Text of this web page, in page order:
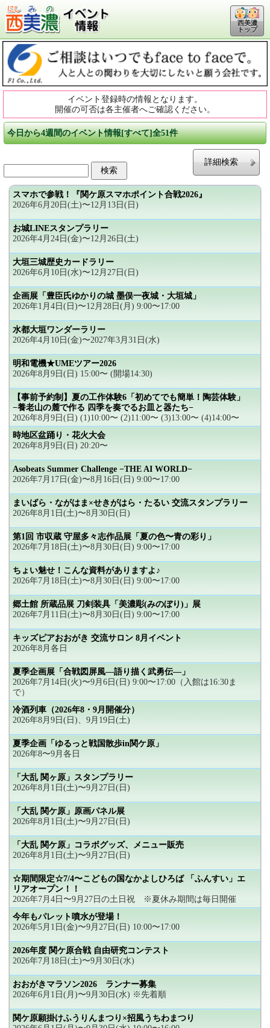
西美濃
トップ
イベント登録時の情報となります。
開催の可否は各主催者へご確認ください。
今日から4週間のイベント情報[すべて]全51件
詳細検索
スマホで参戦！『関ケ原スマホポイント合戦2026』
2026年6月20日(土)〜12月13日(日)
お城LINEスタンプラリー
2026年4月24日(金)〜12月26日(土)
大垣三城歴史カードラリー
2026年6月10日(水)〜12月27日(日)
企画展「豊臣氏ゆかりの城 墨俣一夜城・大垣城」
2026年1月4日(日)〜12月28日(月) 9:00〜17:00
水都大垣ワンダーラリー
2026年4月10日(金)〜2027年3月31日(水)
明和電機★UMEツアー2026
2026年8月9日(日) 15:00〜 (開場14:30)
【事前予約制】夏の工作体験6「初めてでも簡単！陶芸体験」
−養老山の麓で作る 四季を奏でるお皿と器たち−
2026年8月9日(日) (1)10:00〜 (2)11:00〜 (3)13:00〜 (4)14:00〜
時地区盆踊り・花火大会
2026年8月9日(日) 20:20〜
Asobeats Summer Challenge −THE AI WORLD−
2026年7月17日(金)〜8月16日(日) 9:00〜17:00
まいばら・ながはま×せきがはら・たるい 交流スタンプラリー
2026年8月1日(土)〜8月30日(日)
第1回 市収蔵 守屋多々志作品展「夏の色〜青の彩り」
2026年7月18日(土)〜8月30日(日) 9:00〜17:00
ちょい魅せ！こんな資料がありますよ♪
2026年7月18日(土)〜8月30日(日) 9:00〜17:00
郷土館 所蔵品展 刀剣装具「美濃彫(みのぼり)」展
2026年7月11日(土)〜8月30日(日) 9:00〜17:00
キッズピアおおがき 交流サロン 8月イベント
2026年8月各日
夏季企画展「合戦図屏風―語り描く武勇伝―」
2026年7月14日(火)〜9月6日(日) 9:00〜17:00（入館は16:30ま
で）
冷酒列車（2026年8・9月開催分）
2026年8月9日(日)、9月19日(土)
夏季企画「ゆるっと戦国散歩in関ケ原」
2026年8〜9月各日
「大乱 関ヶ原」スタンプラリー
2026年8月1日(土)〜9月27日(日)
「大乱 関ケ原」原画パネル展
2026年8月1日(土)〜9月27日(日)
「大乱 関ケ原」コラボグッズ、メニュー販売
2026年8月1日(土)〜9月27日(日)
☆期間限定☆7/4〜こどもの国なかよしひろば 「ふんすい」エ
リアオープン！！
2026年7月4日〜9月27日の土日祝 ※夏休み期間は毎日開催
今年もパレット噴水が登場！
2026年5月1日(金)〜9月27日(日) 10:00〜17:00
2026年度 関ケ原合戦 自由研究コンテスト
2026年7月18日(土)〜9月30日(水)
おおがきマラソン2026 ランナー募集
2026年6月1日(月)〜9月30日(水) ※先着順
関ケ原願掛けふうりんまつり×招風うちわまつり